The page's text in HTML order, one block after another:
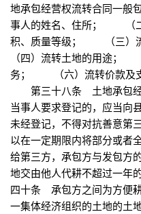
地承包经营权流转合同一
事人的姓名、住所； （二
积、质量等级； （三）
（四）流转土地的用途；
务； （六）流转价款及
第三十八条 土地承包经
当事人要求登记的，应当向
未经登记，不得对抗善意
以在一定期限内将部分或者
给第三方，承包方与发包
地交由他人代耕不超过一
四十条 承包方之间为方便
一集体经济组织的土地的